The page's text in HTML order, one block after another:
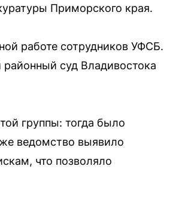
Приморского края.
работе сотрудников УФСБ.
районный суд Владивостока
группы: тогда было
ведомство выявило
что позволяло